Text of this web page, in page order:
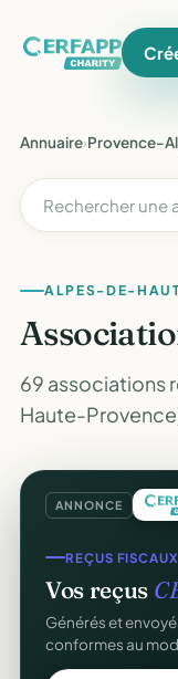
Annuaire›Provence-
ALPES-DE-
69 associations
Haute-
ANNONCE
REÇUS FISCAUX
Vos reçus
Générés et
conformes au